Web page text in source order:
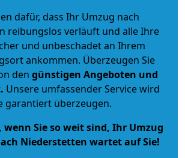
dafür, dass Ihr Umzug nach
reibungslos verläuft und alle Ihre
und unbeschadet an Ihrem
ankommen. Überzeugen Sie
den günstigen Angeboten und
. Unsere umfassender Service wird
garantiert überzeugen.
wenn Sie so weit sind, Ihr Umzug
Niederstetten wartet auf Sie!